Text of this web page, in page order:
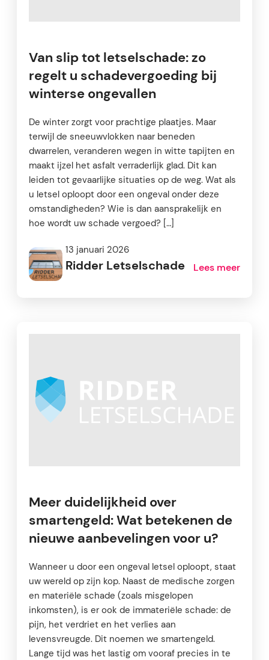
Van slip tot letselschade: zo
regelt u schadevergoeding bij
winterse ongevallen
De winter zorgt voor prachtige plaatjes. Maar
terwijl de sneeuwvlokken naar beneden
dwarrelen, veranderen wegen in witte tapijten en
maakt ijzel het asfalt verraderlijk glad. Dit kan
leiden tot gevaarlijke situaties op de weg. Wat als
u letsel oploopt door een ongeval onder deze
omstandigheden? Wie is dan aansprakelijk en
hoe wordt uw schade vergoed? […]
13 januari 2026
Ridder Letselschade Lees meer
Meer duidelijkheid over
smartengeld: Wat betekenen de
nieuwe aanbevelingen voor u?
Wanneer u door een ongeval letsel oploopt, staat
uw wereld op zijn kop. Naast de medische zorgen
en materiële schade (zoals misgelopen
inkomsten), is er ook de immateriële schade: de
pijn, het verdriet en het verlies aan
levensvreugde. Dit noemen we smartengeld.
Lange tijd was het lastig om vooraf precies in te